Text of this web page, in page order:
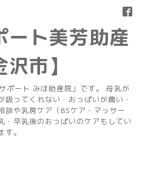
ート美芳助産
市】
ポート みほ助産院」です。 母乳が
ってくれない・おっぱいが痛い・
談や乳房ケア（BSケア・マッサー
・卒乳後のおっぱいのケアもしてい
す。